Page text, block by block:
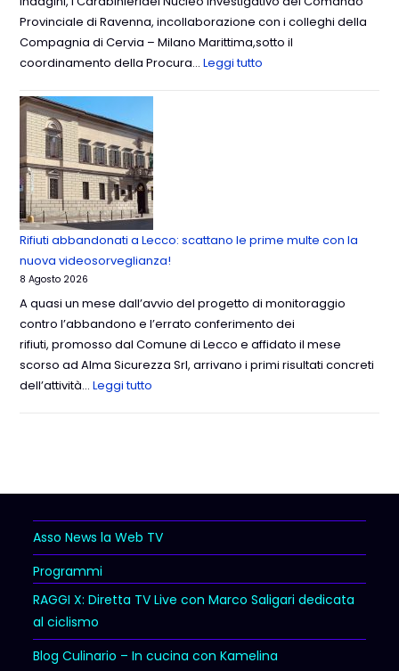
Provinciale di Ravenna, incollaborazione con i colleghi della
Compagnia di Cervia – Milano Marittima,sotto il
coordinamento della Procura…Leggi tutto
Rifiuti abbandonati a Lecco: scattano le prime multe con la
nuova videosorveglianza!
8 Agosto 2026
A quasi un mese dall’avvio del progetto di monitoraggio
contro l’abbandono e l’errato conferimento dei
rifiuti, promosso dal Comune di Lecco e affidato il mese
scorso ad Alma Sicurezza Srl, arrivano i primi risultati concreti
dell’attività…Leggi tutto
Asso News la Web TV
Programmi
RAGGI X: Diretta TV Live con Marco Saligari dedicata
al ciclismo
Blog Culinario – In cucina con Kamelina